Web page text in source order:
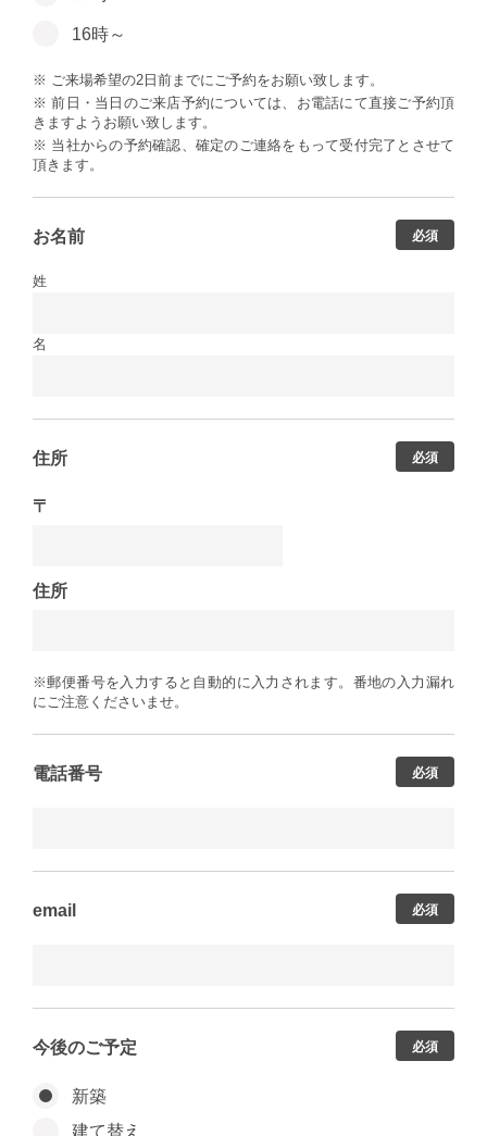
16時～
※ ご来場希望の2日前までにご予約をお願い致します。
※ 前日・当日のご来店予約については、お電話にて直接ご予約頂
きますようお願い致します。
※ 当社からの予約確認、確定のご連絡をもって受付完了とさせて
頂きます。
お名前 必須
姓
名
住所 必須
〒
住所
※郵便番号を入力すると自動的に入力されます。番地の入力漏れ
にご注意くださいませ。
電話番号 必須
email 必須
今後のご予定 必須
新築
建て替え